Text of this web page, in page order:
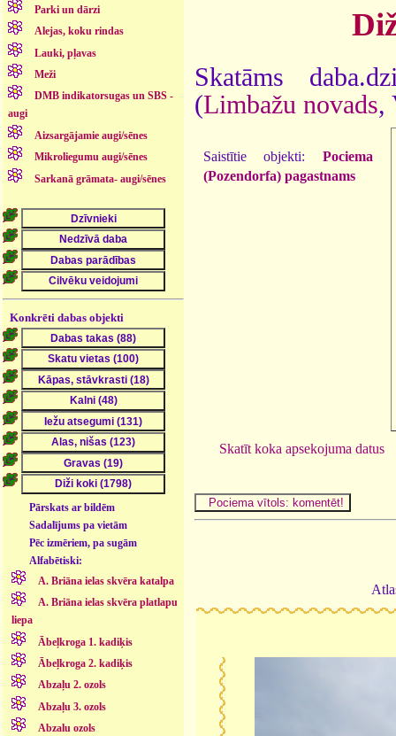
Parki un dārzi
Alejas, koku rindas
Lauki, pļavas
Meži
DMB indikatorsugas un SBS -
augi
Aizsargājamie augi/sēnes
Mikroliegumu augi/sēnes
Sarkanā grāmata- augi/sēnes
Konkrēti dabas objekti
Pārskats ar bildēm
Sadalījums pa vietām
Pēc izmēriem, pa sugām
Alfabētiski:
A. Briāna ielas skvēra katalpa
A. Briāna ielas skvēra platlapu
liepa
Ābeļkroga 1. kadiķis
Ābeļkroga 2. kadiķis
Abzaļu 2. ozols
Abzaļu 3. ozols
Abzalu ozols
Skatāms
(Limbažu novads,
Saistītie objekti: Pociema
(Pozendorfa) pagastnams
Skatīt koka apsekojuma datus